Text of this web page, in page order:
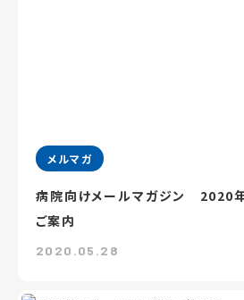
メルマガ
病院向けメールマガジン 2020
ご案内
2020.05.28